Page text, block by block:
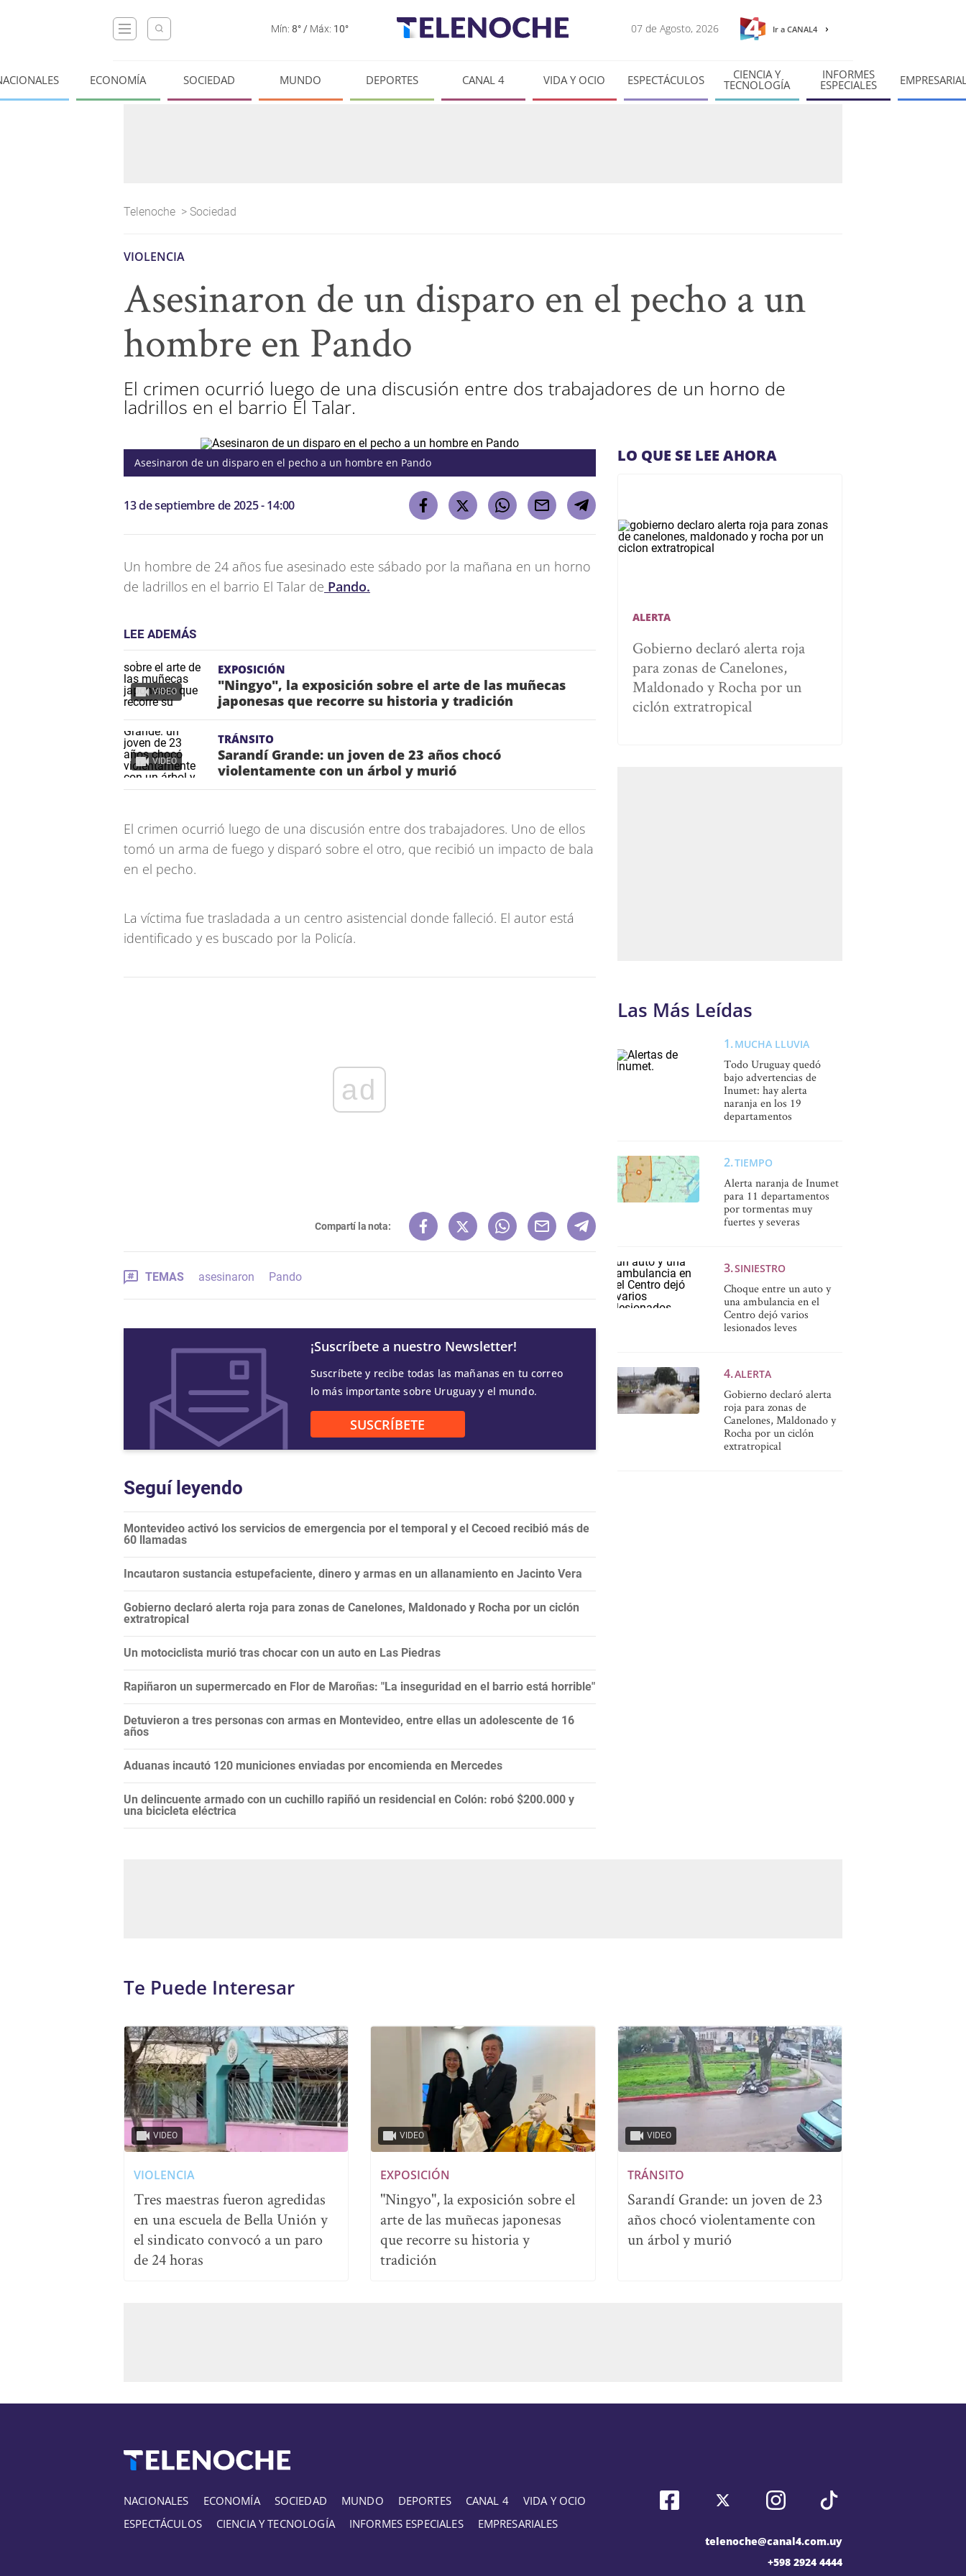
Mín: 8° / Máx: 10° 07 de Agosto, 2026 Ir a CANAL4
ECONOMÍA SOCIEDAD MUNDO DEPORTES CANAL 4 VIDA Y OCIO ESPECTÁCULOS CIENCIA Y
TECNOLOGÍA
INFORMES
ESPECIALES
Telenoche > Sociedad
VIOLENCIA
Asesinaron de un disparo en el pecho a un
hombre en Pando
El crimen ocurrió luego de una discusión entre dos trabajadores de un horno de
ladrillos en el barrio El Talar.
Asesinaron de un disparo en el pecho a un hombre en Pando
13 de septiembre de 2025 - 14:00
Un hombre de 24 años fue asesinado este sábado por la mañana en un horno
de ladrillos en el barrio El Talar de Pando.
LEE ADEMÁS
VIDEO
EXPOSICIÓN
"Ningyo", la exposición sobre el arte de las muñecas
japonesas que recorre su historia y tradición
VIDEO
TRÁNSITO
Sarandí Grande: un joven de 23 años chocó
violentamente con un árbol y murió
El crimen ocurrió luego de una discusión entre dos trabajadores. Uno de ellos
tomó un arma de fuego y disparó sobre el otro, que recibió un impacto de bala
en el pecho.
La víctima fue trasladada a un centro asistencial donde falleció. El autor está
identificado y es buscado por la Policía.
ad
Compartí la nota:
TEMAS asesinaron Pando
¡Suscríbete a nuestro Newsletter!
Suscríbete y recibe todas las mañanas en tu correo
lo más importante sobre Uruguay y el mundo.
SUSCRÍBETE
Seguí leyendo
Montevideo activó los servicios de emergencia por el temporal y el Cecoed recibió más de
60 llamadas
Incautaron sustancia estupefaciente, dinero y armas en un allanamiento en Jacinto Vera
Gobierno declaró alerta roja para zonas de Canelones, Maldonado y Rocha por un ciclón
extratropical
Un motociclista murió tras chocar con un auto en Las Piedras
Rapiñaron un supermercado en Flor de Maroñas: "La inseguridad en el barrio está horrible"
Detuvieron a tres personas con armas en Montevideo, entre ellas un adolescente de 16
años
Aduanas incautó 120 municiones enviadas por encomienda en Mercedes
Un delincuente armado con un cuchillo rapiñó un residencial en Colón: robó $200.000 y
una bicicleta eléctrica
LO QUE SE LEE AHORA
ALERTA
Gobierno declaró alerta roja
para zonas de Canelones,
Maldonado y Rocha por un
ciclón extratropical
Las Más Leídas
MUCHA LLUVIA
Todo Uruguay quedó
bajo advertencias de
Inumet: hay alerta
naranja en los 19
departamentos
TIEMPO
Alerta naranja de Inumet
para 11 departamentos
por tormentas muy
fuertes y severas
SINIESTRO
Choque entre un auto y
una ambulancia en el
Centro dejó varios
lesionados leves
ALERTA
Gobierno declaró alerta
roja para zonas de
Canelones, Maldonado y
Rocha por un ciclón
extratropical
Te Puede Interesar
VIDEO
VIOLENCIA
Tres maestras fueron agredidas
en una escuela de Bella Unión y
el sindicato convocó a un paro
de 24 horas
VIDEO
EXPOSICIÓN
"Ningyo", la exposición sobre el
arte de las muñecas japonesas
que recorre su historia y
tradición
VIDEO
TRÁNSITO
Sarandí Grande: un joven de 23
años chocó violentamente con
un árbol y murió
NACIONALES ECONOMÍA SOCIEDAD MUNDO DEPORTES CANAL 4
VIDA Y OCIO
ESPECTÁCULOS
CIENCIA Y TECNOLOGÍA INFORMES ESPECIALES EMPRESARIALES
telenoche@canal4.com.uy
+598 2924 4444